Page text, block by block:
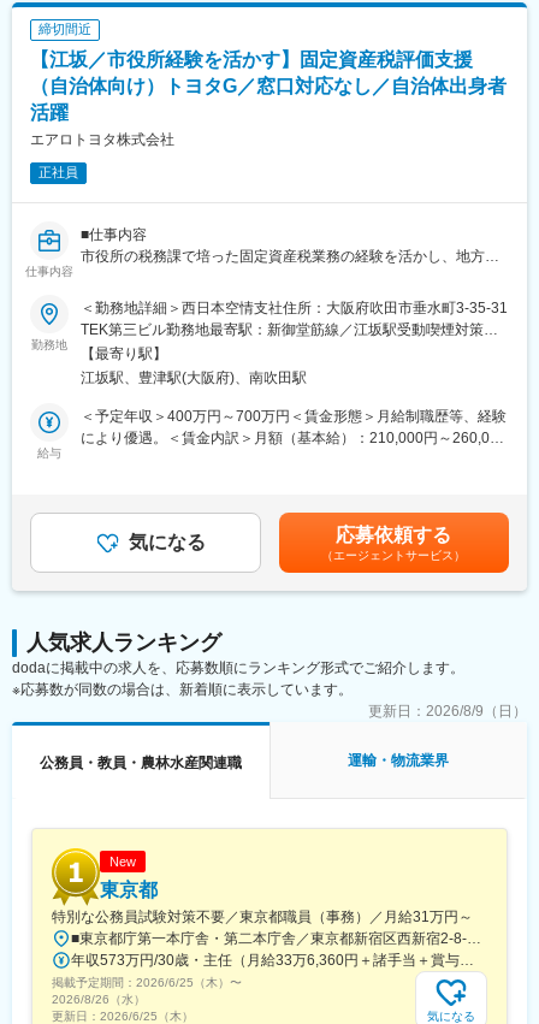
割引や会員制福利厚生サービスの利用も可能です。
変更の範囲：会社の定める業務
・路線価付設・評価資料作成
・地番図・家屋図等の地図データ整備
・GIS（地理情報システム）を用いたデータ分析
・自治体職員への説明および提案
■この仕事の特徴
業務の理解をそのまま活かすことができます。
「全く別の仕事への転職」ではなく、自治体業務を民間の立場か
◎市役所出身者が多数活躍
当社では自治体出身の社員が多数在籍しており、特に税務課・資
産税課経験者が活躍しています。
自治体の業務を理解したメンバーが多いため、転職後もスムーズ
に業務に馴染むことができます。
自治体の固定資産税事務を支援する立場になります。
ができるため、未経験でも問題ありません。
将来的には、主任技術者・プロジェクトリーダーとして自治体支
援業務を担当していただきます。
締切間近
【江坂／市役所経験を活かす】固定資産税評価支援
（自治体向け）トヨタG／窓口対応なし／自治体出身者
活躍
エアロトヨタ株式会社
正社員
仕事内容
■仕事内容
市役所の税務課で培った固定資産税業務の経験を活かし、地方自
当社はトヨタ関連企業の航空測量会社として、航空レーザ測量や
GISなどの空間情報技術を活用し、全国の自治体の行政業務を支援
しています。
特に固定資産税分野では、自治体職員のパートナーとして、土地
評価や地図データ整備などを行い、公正な課税を支える役割を担
っています。
窓口対応や住民対応を行うことはなく、これまでの自治体実務経
※市役所内での異動サイクルに左右されず、固定資産税分野の専門
技術者としてキャリアを築くことができます。
・路線価付設・評価資料作成
・地番図・家屋図等の地図データ整備
・GIS（地理情報システム）を用いたデータ分析
・自治体職員向け研修の企画
業務の理解をそのまま活かすことができます。
「全く別の仕事への転職」ではなく、自治体業務を民間の立場か
ら支援する仕事です。
◎市役所出身者が多数活躍
当社では自治体出身の社員が多数在籍しており、特に税務課・資
産税課経験者が活躍しています。
自治体の業務を理解したメンバーが多いため、転職後もスムーズ
勤務地
＜勤務地詳細＞西日本空情支社住所：大阪府吹田市垂水町3-35-31
TEK第三ビル勤務地最寄駅：新御堂筋線／江坂駅受動喫煙対策：
敷地内喫煙可能場所あり
【最寄り駅】
江坂駅、豊津駅(大阪府)、南吹田駅
給与
＜予定年収＞400万円～700万円＜賃金形態＞月給制職歴等、経験
により優遇。＜賃金内訳＞月額（基本給）：210,000円～260,000
月・12月）※賞与6.3ヶ月分／2024年度実績賃金はあくまでも目安
の金額であり、選考を通じて上下する可能性があります。月給(月
額)は固定手当を含めた表記です。
気になる 応募依頼する
（エージェントサービス）
人気求人ランキング
dodaに掲載中の求人を、応募数順にランキング形式でご紹介します。
※応募数が同数の場合は、新着順に表示しています。
更新日： 2026/8/9（日）
公務員・教員・農林水産関連職 運輸・物流業界
New
東京都
特別な公務員試験対策不要／東京都職員（事務）／月給31万円～
■東京都庁第一本庁舎・第二本庁舎／東京都新宿区西新宿2-8-1 ※東京都庁本庁舎のほか、都内の出先事業所などに配属される場合があります。 ※配属される部署によってリモートワークの相談も可能です。 ◎アクセス・「JR新宿駅」（西口から徒歩約10分）・都営地下鉄大江戸線「都庁前駅」・新宿駅西口（地下バスのりば）から都営バス（都庁循環）「都庁第一本庁舎」、「都庁第二本庁舎」、「都議会議事堂」下車・JR新宿駅西改札「新宿駅西口」バス停から「西参道方面」行きの新宿WEバス乗車、「新宿ワシントンホテル前」下車※禁煙対策：敷地内禁煙
年収573万円/30歳・主任（月給33万6,360円＋諸手当＋賞与） 年収694万円/35歳・課長代理（月給40万3,560円＋諸手当＋賞与）
掲載予定期間： 2026/6/25（木） 〜
2026/8/26（水）
更新日： 2026/6/25（木） 気になる